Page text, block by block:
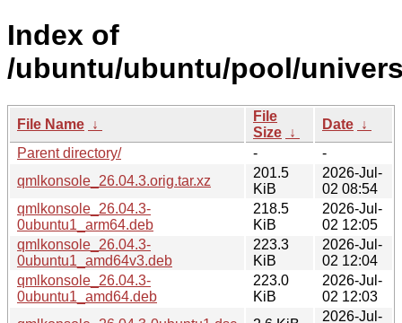
Index of
/ubuntu/ubuntu/pool/
File Name ↓
File
Size ↓
Date ↓
Parent directory/
-
-
qmlkonsole_26.04.3.orig.tar.xz
201.5
KiB
2026-Jul-
02 08:54
qmlkonsole_26.04.3-
0ubuntu1_arm64.deb
218.5
KiB
2026-Jul-
02 12:05
qmlkonsole_26.04.3-
0ubuntu1_amd64v3.deb
223.3
KiB
2026-Jul-
02 12:04
qmlkonsole_26.04.3-
0ubuntu1_amd64.deb
223.0
KiB
2026-Jul-
02 12:03
2026-Jul-